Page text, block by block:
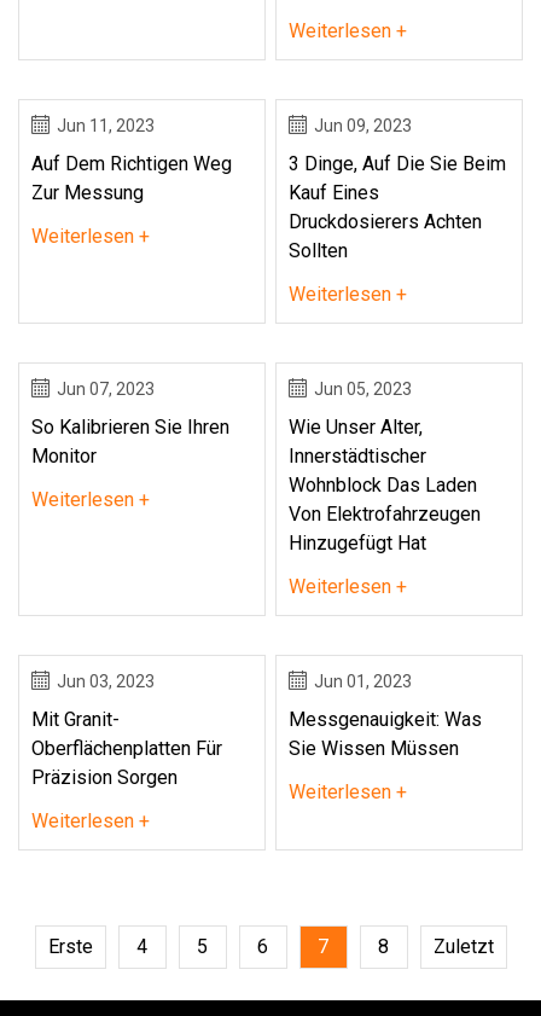
Weiterlesen +
Jun 11, 2023
Auf Dem Richtigen Weg
Zur Messung
Weiterlesen +
Jun 09, 2023
3 Dinge, Auf Die Sie Beim
Kauf Eines
Druckdosierers Achten
Sollten
Weiterlesen +
Jun 07, 2023
So Kalibrieren Sie Ihren
Monitor
Weiterlesen +
Jun 05, 2023
Wie Unser Alter,
Innerstädtischer
Wohnblock Das Laden
Von Elektrofahrzeugen
Hinzugefügt Hat
Weiterlesen +
Jun 03, 2023
Mit Granit-
Oberflächenplatten Für
Präzision Sorgen
Weiterlesen +
Jun 01, 2023
Messgenauigkeit: Was
Sie Wissen Müssen
Weiterlesen +
Erste 4 5 6 7 8 Zuletzt